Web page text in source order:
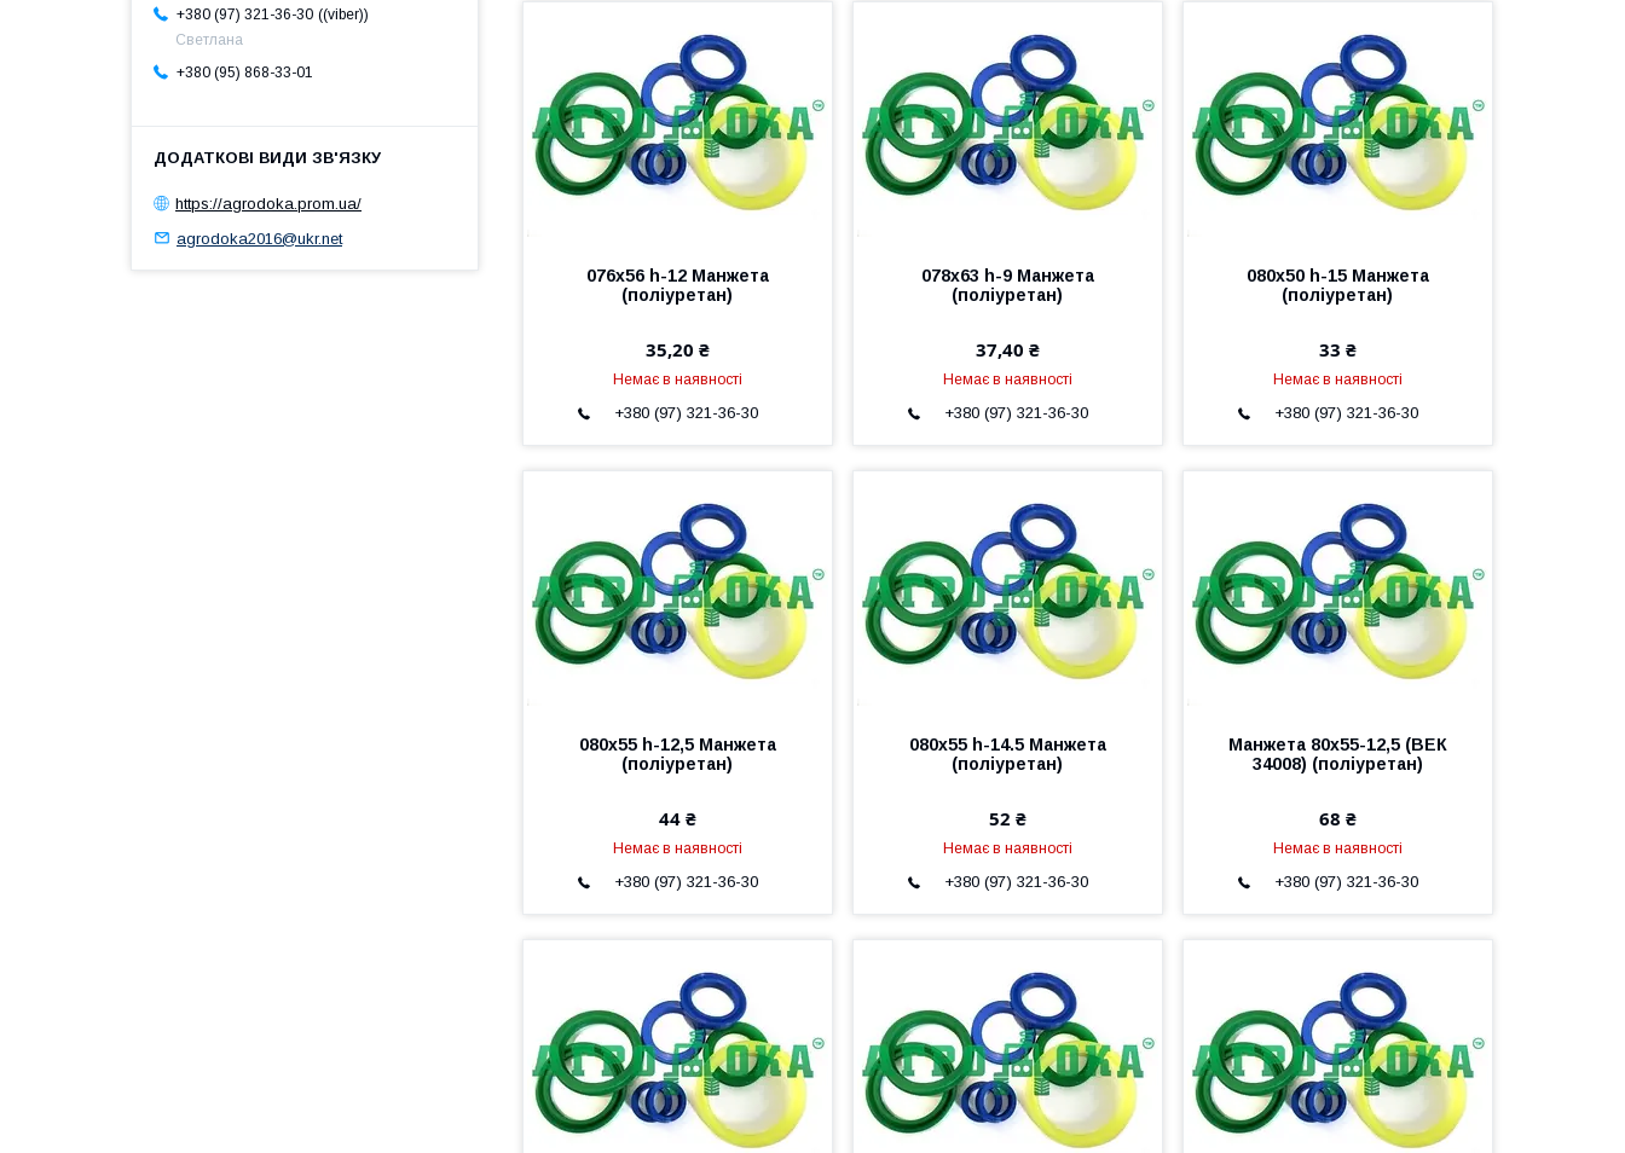
076х56 h-12 Манжета
(поліуретан)
35,20 ₴
Немає в наявності
+380 (97) 321-36-30
078х63 h-9 Манжета
(поліуретан)
37,40 ₴
Немає в наявності
+380 (97) 321-36-30
080х50 h-15 Манжета
(поліуретан)
33 ₴
Немає в наявності
+380 (97) 321-36-30
080х55 h-12,5 Манжета
(поліуретан)
44 ₴
Немає в наявності
+380 (97) 321-36-30
080х55 h-14.5 Манжета
(поліуретан)
52 ₴
Немає в наявності
+380 (97) 321-36-30
Манжета 80х55-12,5 (ВЕК
34008) (поліуретан)
68 ₴
Немає в наявності
+380 (97) 321-36-30
+380 (97) 321-36-30
(viber)
Светлана
+380 (95) 868-33-01
https://agrodoka.prom.ua/
agrodoka2016@ukr.net